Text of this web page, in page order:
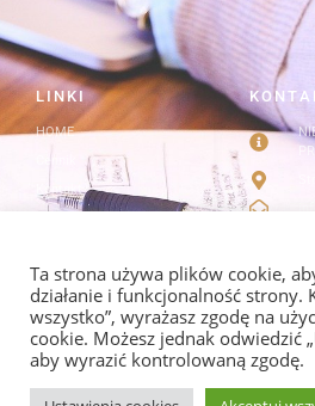
LINKI
HOME
Kontakt
Ta strona używa plików cookie,
działanie i funkcjonalność strony.
wszystko”, wyrażasz zgodę na
cookie. Możesz jednak odwiedzić
aby wyrazić kontrolowaną zgodę.